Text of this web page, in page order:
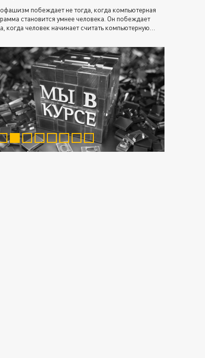
побеждает не тогда, когда компьютерная
становится умнее человека. Он побеждает
когда человек начинает считать компьютерную